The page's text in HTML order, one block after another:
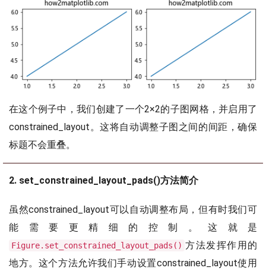
在这个例子中，我们创建了一个2×2的子图网格，并启用了
constrained_layout。这将自动调整子图之间的间距，确保
标题不会重叠。
2. set_constrained_layout_pads()方法简介
虽然constrained_layout可以自动调整布局，但有时我们可
能需要更精细的控制。这就是
Figure.set_constrained_layout_pads() 方法发挥作用的
地方。这个方法允许我们手动设置constrained_layout使用